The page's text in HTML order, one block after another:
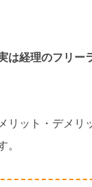
は経理のフリー
リット・デメリ
。